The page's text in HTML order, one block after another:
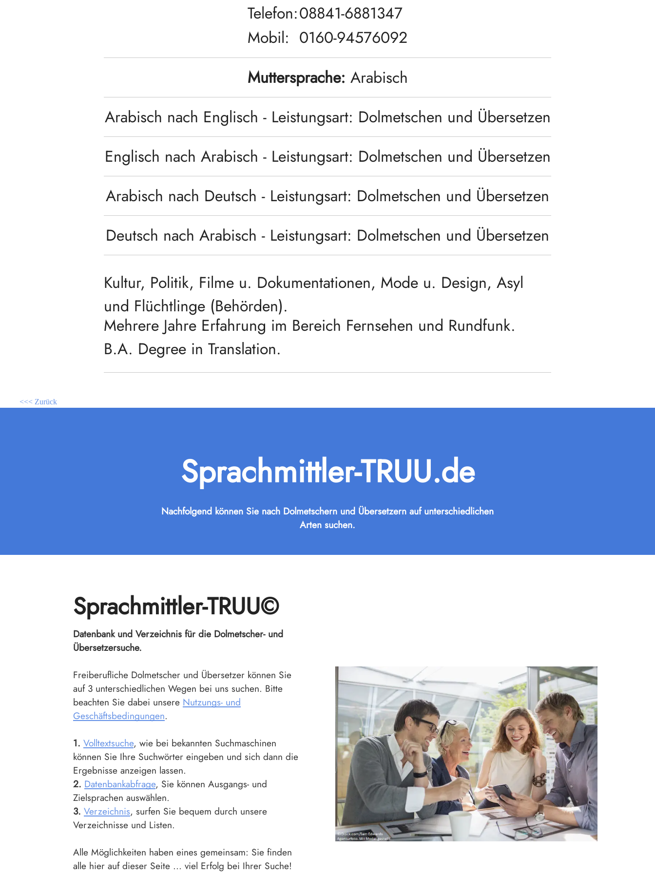
Telefon:08841-6881347
Mobil: 0160-94576092
Muttersprache: Arabisch
Arabisch nach Englisch - Leistungsart: Dolmetschen und Übersetzen
Englisch nach Arabisch - Leistungsart: Dolmetschen und Übersetzen
Arabisch nach Deutsch - Leistungsart: Dolmetschen und Übersetzen
Deutsch nach Arabisch - Leistungsart: Dolmetschen und Übersetzen
Kultur, Politik, Filme u. Dokumentationen, Mode u. Design, Asyl
und Flüchtlinge (Behörden).
Mehrere Jahre Erfahrung im Bereich Fernsehen und Rundfunk.
B.A. Degree in Translation.
<<< Zurück
Sprachmittler-TRUU.de
Nachfolgend können Sie nach Dolmetschern und Übersetzern auf unterschiedlichen
Arten suchen.
Sprachmittler-TRUU©
Datenbank und Verzeichnis für die Dolmetscher- und
Übersetzersuche.
Freiberufliche Dolmetscher und Übersetzer können Sie
auf 3 unterschiedlichen Wegen bei uns suchen. Bitte
beachten Sie dabei unsere Nutzungs- und
Geschäftsbedingungen.
1. Volltextsuche, wie bei bekannten Suchmaschinen
können Sie Ihre Suchwörter eingeben und sich dann die
Ergebnisse anzeigen lassen.
2. Datenbankabfrage, Sie können Ausgangs- und
Zielsprachen auswählen.
3. Verzeichnis, surfen Sie bequem durch unsere
Verzeichnisse und Listen.
Alle Möglichkeiten haben eines gemeinsam: Sie finden
alle hier auf dieser Seite ... viel Erfolg bei Ihrer Suche!